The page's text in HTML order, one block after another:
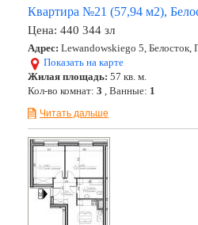
Квартира №21 (57,94 м2),
Цена: 440 344 зл
Адрес: Lewandowskiego 5, Белосток,
Показать на карте
Жилая площадь: 57 кв. м.
Кол-во комнат: 3 , Ванные: 1
Читать дальше